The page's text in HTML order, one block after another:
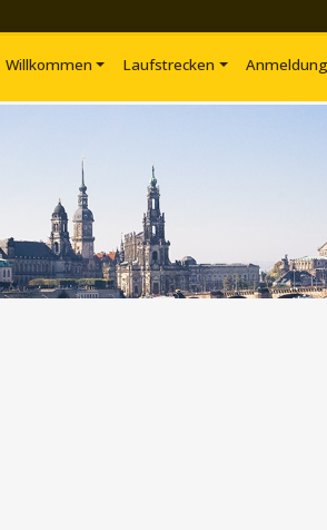
Willkommen Laufstrecken Anmeldung